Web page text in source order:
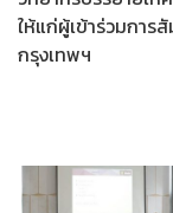
ให้แก่ผู้เข้าร่วมกา
กรุงเทพฯ